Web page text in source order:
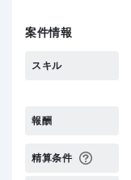
案件情報
スキル
報酬
精算条件